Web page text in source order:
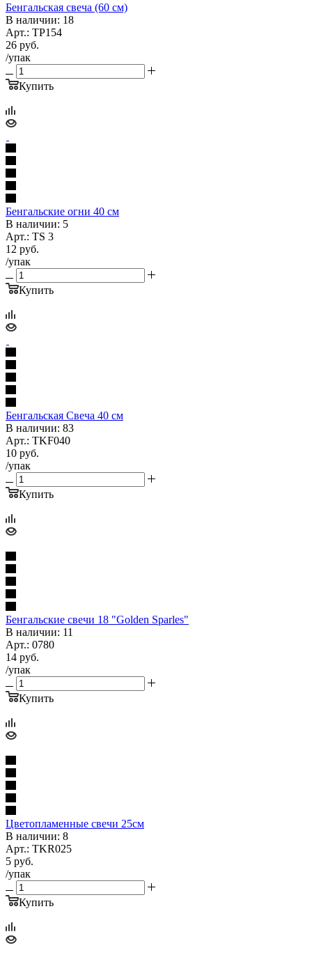
Бенгальская свеча (60 см)
В наличии: 18
Арт.: TP154
26 руб.
/упак
Купить
Бенгальские огни 40 см
В наличии: 5
Арт.: TS 3
12 руб.
/упак
Купить
Бенгальская Свеча 40 см
В наличии: 83
Арт.: TKF040
10 руб.
/упак
Купить
Бенгальские свечи 18 "Golden Sparles"
В наличии: 11
Арт.: 0780
14 руб.
/упак
Купить
Цветопламенные свечи 25см
В наличии: 8
Арт.: TKR025
5 руб.
/упак
Купить